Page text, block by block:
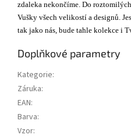
zdaleka nekončíme. Do
Vušky všech velikostí a designů.
tak jako nás, bude tahle kolekce i
Doplňkové parametry
Kategorie:
Záruka:
EAN:
Barva:
Vzor: